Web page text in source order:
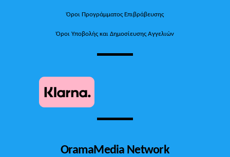
Όροι Προγράμματος Επιβράβευσης
Όροι Υποβολής και Δημοσίευσης Αγγελιών
OramaMedia Network